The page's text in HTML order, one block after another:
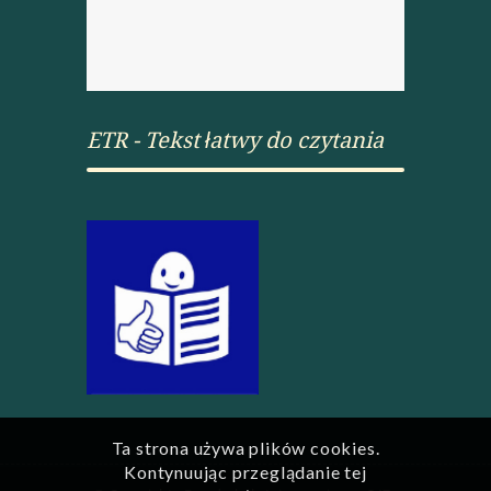
ETR - Tekst łatwy do czytania
Ta strona używa plików cookies.
Kontynuując przeglądanie tej